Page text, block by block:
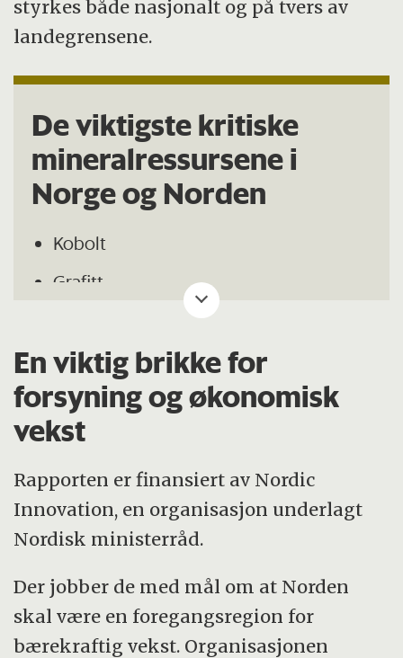
styrkes både nasjonalt og på tvers av
landegrensene.
De viktigste kritiske
mineralressursene i
Norge og Norden
Kobolt
Grafitt
Litium
Niob
Platinametaller
Sjeldne jordarter
Silisium
Tantal
Titan
Vanadium
En viktig brikke for
forsyning og økonomisk
vekst
Rapporten er finansiert av Nordic
Innovation, en organisasjon underlagt
Nordisk ministerråd.
Der jobber de med mål om at Norden
skal være en foregangsregion for
bærekraftig vekst. Organisasjonen